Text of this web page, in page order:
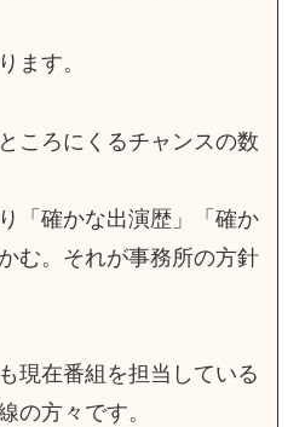
ます。
ころにくるチャンスの数
「確かな出演歴」「確か
む。それが事務所の方針
現在番組を担当している
の方々です。